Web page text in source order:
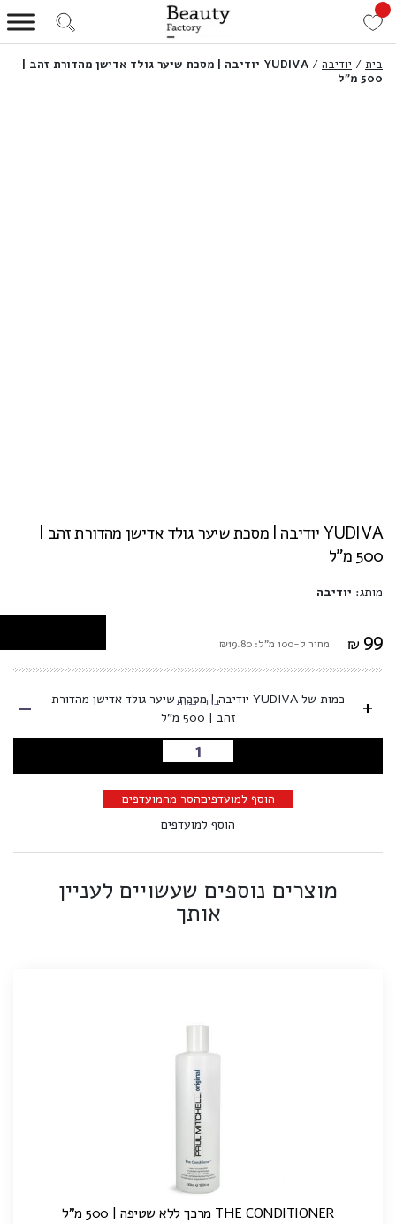
בית / יודיבה /
YUDIVA יודיבה | מסכת שיער גולד אדישן מהדורת זהב |
500 מ”ל
YUDIVA יודיבה | מסכת שיער גולד אדישן מהדורת זהב |
500 מ"ל
מותג: יודיבה
₪ 99 מחיר ל-100 מ"ל: ₪19.80
+
כמות של YUDIVA יודיבה | מסכת שיער גולד אדישן מהדורת
זהב | 500 מ"ל
בחרו כמות -
הוספה לסל
הוסף למועדפיםהסר מהמועדפים
הוסף למועדפים
מוצרים נוספים שעשויים לעניין
אותך
THE CONDITIONER מרכך ללא שטיפה | 500 מ"ל